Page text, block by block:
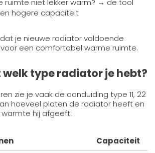
ruimte niet lekker warm? → de tool
hogere capaciteit
je nieuwe radiator voldoende
een comfortabel warme ruimte.
welk type radiator je hebt?
zie je vaak de aanduiding type 11, 22
hoeveel platen de radiator heeft en
hij afgeeft:
Capaciteit